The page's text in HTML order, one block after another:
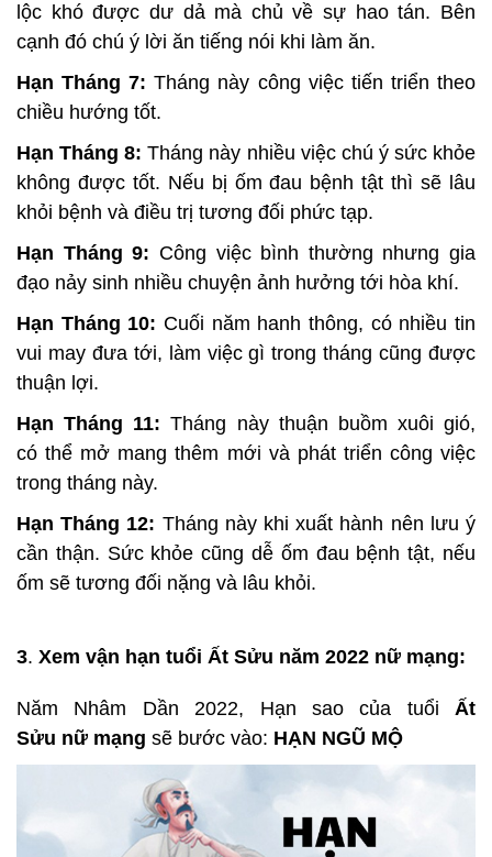
lộc khó được dư dả mà chủ về sự hao tán. Bên
cạnh đó chú ý lời ăn tiếng nói khi làm ăn.
Hạn Tháng 7: Tháng này công việc tiến triển theo
chiều hướng tốt.
Hạn Tháng 8: Tháng này nhiều việc chú ý sức khỏe
không được tốt. Nếu bị ốm đau bệnh tật thì sẽ lâu
khỏi bệnh và điều trị tương đối phức tạp.
Hạn Tháng 9: Công việc bình thường nhưng gia
đạo nảy sinh nhiều chuyện ảnh hưởng tới hòa khí.
Hạn Tháng 10: Cuối năm hanh thông, có nhiều tin
vui may đưa tới, làm việc gì trong tháng cũng được
thuận lợi.
Hạn Tháng 11:Tháng này thuận buồm xuôi gió,
có thể mở mang thêm mới và phát triển công việc
trong tháng này.
Hạn Tháng 12: Tháng này khi xuất hành nên lưu ý
cần thận. Sức khỏe cũng dễ ốm đau bệnh tật, nếu
ốm sẽ tương đối nặng và lâu khỏi.
3. Xem vận hạn tuổi Ất Sửu năm 2022 nữ mạng:
Năm Nhâm Dần 2022, Hạn sao của tuổi Ất
Sửu nữ mạng sẽ bước vào: HẠN NGŨ MỘ